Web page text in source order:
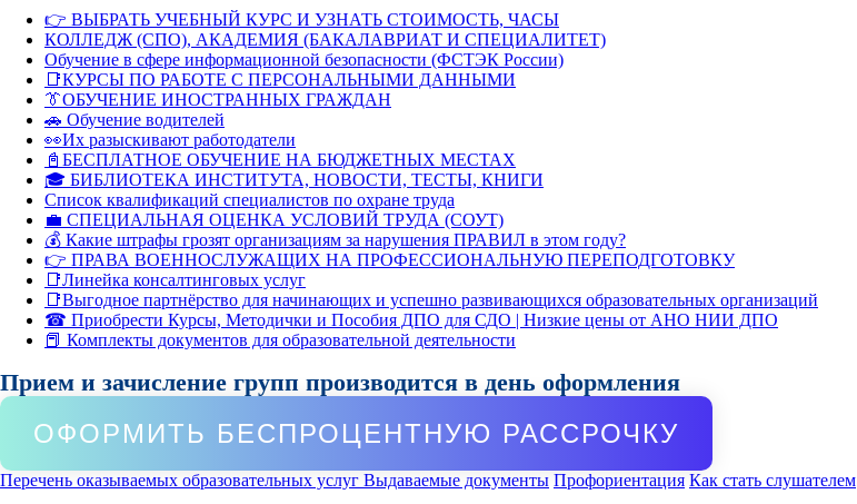
👉 ВЫБРАТЬ УЧЕБНЫЙ КУРС И УЗНАТЬ СТОИМОСТЬ, ЧАСЫ
КОЛЛЕДЖ (СПО), АКАДЕМИЯ (БАКАЛАВРИАТ И СПЕЦИАЛИТЕТ)
Обучение в сфере информационной безопасности (ФСТЭК России)
📑КУРСЫ ПО РАБОТЕ С ПЕРСОНАЛЬНЫМИ ДАННЫМИ
👔ОБУЧЕНИЕ ИНОСТРАННЫХ ГРАЖДАН
🚗 Обучение водителей
👀Их разыскивают работодатели
📓БЕСПЛАТНОЕ ОБУЧЕНИЕ НА БЮДЖЕТНЫХ МЕСТАХ
🎓 БИБЛИОТЕКА ИНСТИТУТА, НОВОСТИ, ТЕСТЫ, КНИГИ
Список квалификаций специалистов по охране труда
💼 СПЕЦИАЛЬНАЯ ОЦЕНКА УСЛОВИЙ ТРУДА (СОУТ)
💰 Какие штрафы грозят организациям за нарушения ПРАВИЛ в этом году?
👉 ПРАВА ВОЕННОСЛУЖАЩИХ НА ПРОФЕССИОНАЛЬНУЮ ПЕРЕПОДГОТОВКУ
📑Линейка консалтинговых услуг
📑Выгодное партнёрство для начинающих и успешно развивающихся образовательных организаций
☎ Приобрести Курсы, Методички и Пособия ДПО для СДО | Низкие цены от АНО НИИ ДПО
📕 Комплекты документов для образовательной деятельности
Прием и зачисление групп производится в день оформления
ОФОРМИТЬ БЕСПРОЦЕНТНУЮ РАССРОЧКУ
Перечень оказываемых образовательных услуг Выдаваемые документы Профориентация Как стать слушателем